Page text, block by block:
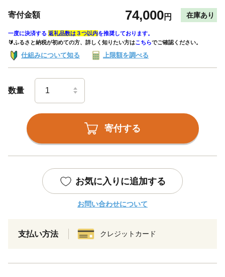
寄付金額 74,000円 在庫あり
一度に決済する 返礼品数は３つ以内を推奨しております。
🔰ふるさと納税が初めての方、詳しく知りたい方はこちらでご確認ください。
仕組みについて知る 上限額を調べる
数量
寄付する
お気に入りに追加する
お問い合わせについて
支払い方法 クレジットカード